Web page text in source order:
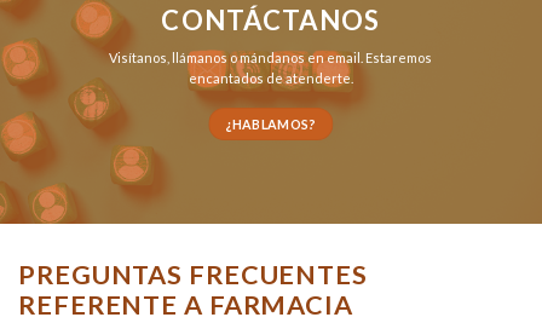
CONTÁCTANOS
Visítanos, llámanosomándanos en email . Estaremos
encantados de atenderte.
¿HABLAMOS?
PREGUNTAS FRECUENTES
REFERENTE A FARMACIA